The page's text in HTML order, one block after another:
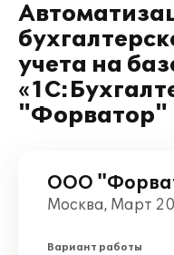
учета на
"Форватор"
ООО
Москва, Март
Вариант работы